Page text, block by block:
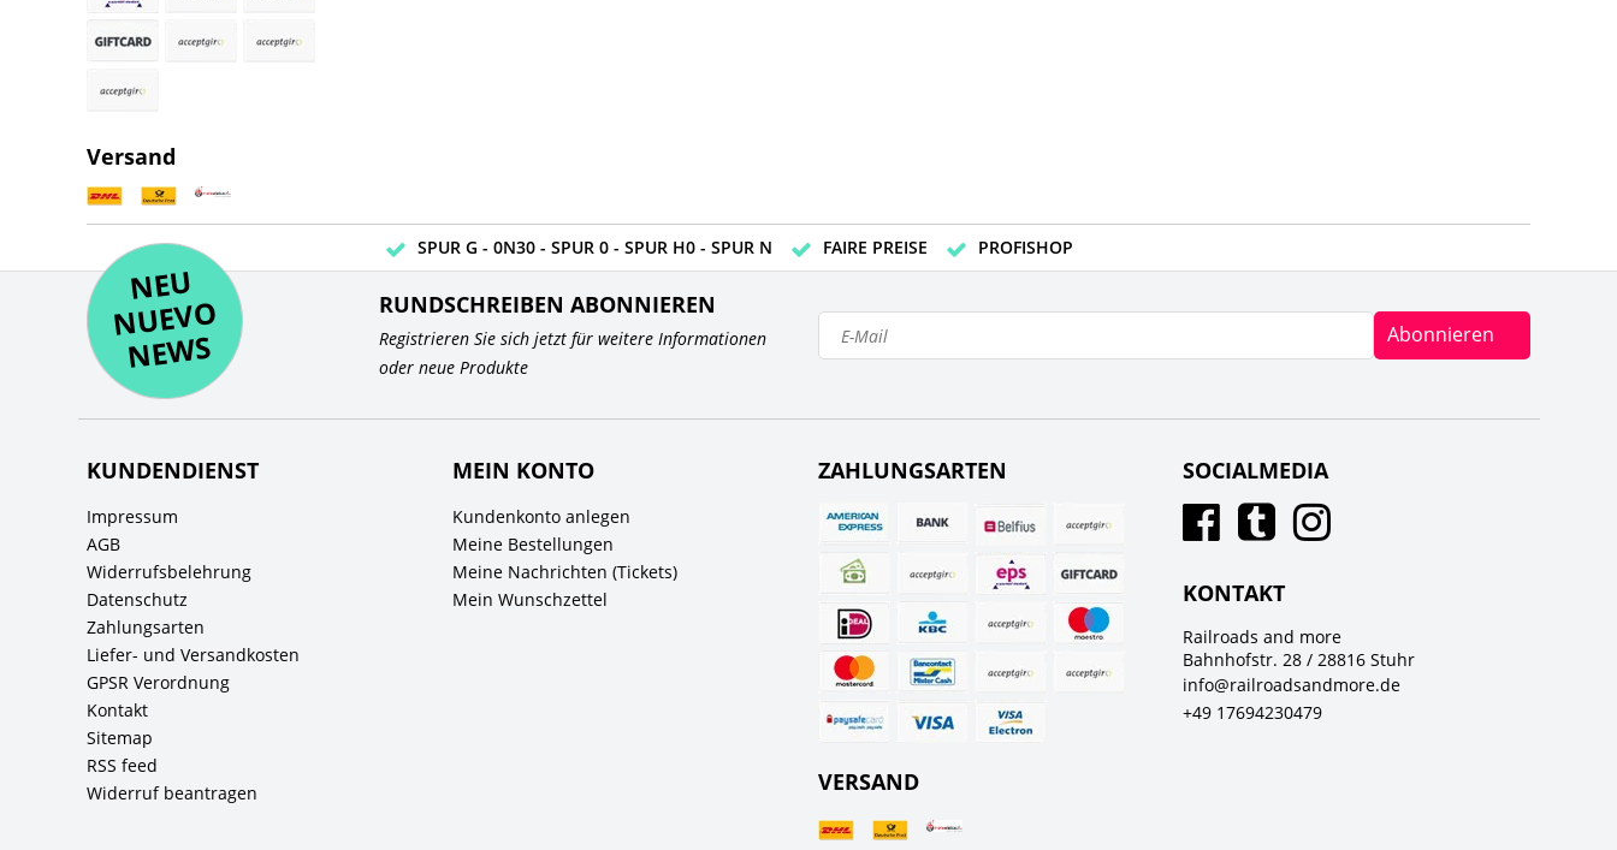
Versand
SPUR G - 0N30 - SPUR 0 - SPUR H0 - SPUR N FAIRE PREISE PROFISHOP
NE
U
N
UEV
O
NE
WS
RUNDSCHREIBEN ABONNIEREN
Registrieren Sie sich jetzt für weitere Informationen
oder neue Produkte
Abonnieren
KUNDENDIENST
Impressum
AGB
Widerrufsbelehrung
Datenschutz
Zahlungsarten
Liefer- und Versandkosten
GPSR Verordnung
Kontakt
Sitemap
RSS feed
Widerruf beantragen
MEIN KONTO
Kundenkonto anlegen
Meine Bestellungen
Meine Nachrichten (Tickets)
Mein Wunschzettel
ZAHLUNGSARTEN
VERSAND
SOCIALMEDIA
KONTAKT
Railroads and more
Bahnhofstr. 28 / 28816 Stuhr
info@railroadsandmore.de
+49 17694230479